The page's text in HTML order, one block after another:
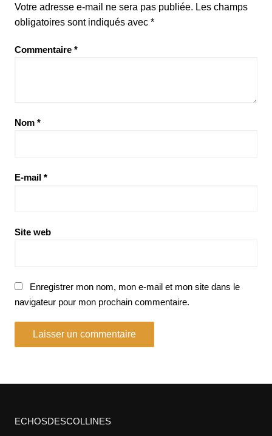
Votre adresse e-mail ne sera pas publiée. Les champs
obligatoires sont indiqués avec *
Commentaire *
Nom *
E-mail *
Site web
Enregistrer mon nom, mon e-mail et mon site dans le
navigateur pour mon prochain commentaire.
ECHOSDESCOLLINES